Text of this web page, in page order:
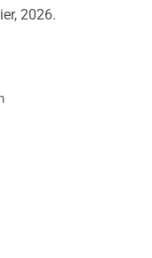
Obehandlat
2026.